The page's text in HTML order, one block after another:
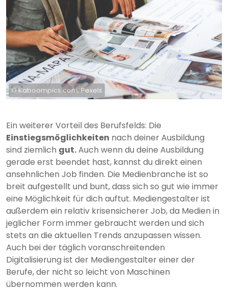
© Kaboompics.com; Pexels
Ein weiterer Vorteil des Berufsfelds: Die
Einstiegsmöglichkeiten nach deiner Ausbildung
sind ziemlich gut.Auch wenn du deine Ausbildung
gerade erst beendet hast, kannst du direkt einen
ansehnlichen Job finden. Die Medienbranche ist so
breit aufgestellt und bunt, dass sich so gut wie immer
eine Möglichkeit für dich auftut. Mediengestalter ist
außerdem ein relativ krisensicherer Job, da Medien in
jeglicher Form immer gebraucht werden und sich
stets an die aktuellen Trends anzupassen wissen.
Auch bei der täglich voranschreitenden
Digitalisierung ist der Mediengestalter einer der
Berufe, der nicht so leicht von Maschinen
übernommen werden kann.